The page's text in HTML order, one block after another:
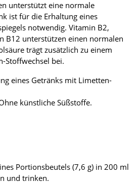
unterstützt eine normale
ist für die Erhaltung eines
notwendig. Vitamin B2,
B12 unterstützen einen normalen
trägt zusätzlich zu einem
Stoffwechsel bei.
eines Getränks mit Limetten-
künstliche Süßstoffe.
Portionsbeutels (7,6 g) in 200 ml
und trinken.